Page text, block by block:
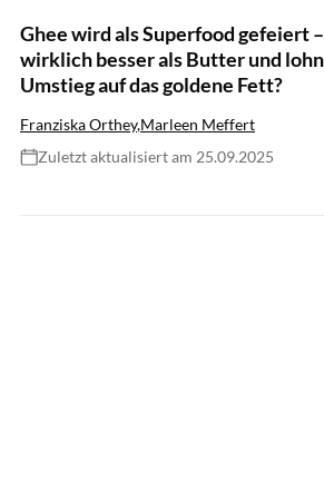
Ghee wird als Superfood gefeiert
wirklich besser als Butter und
Umstieg auf das goldene Fett?
Franziska Orthey,Marleen Meffert
Zuletzt aktualisiert am 25.09.2025